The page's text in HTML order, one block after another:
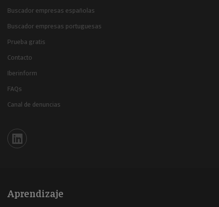
Buscador empresas españolas
Buscador empresas portuguesas
Prueba gratis
Contacto
Iberinform
FAQs
Canal de denuncias
Iberinform en Linkedin
Aprendizaje